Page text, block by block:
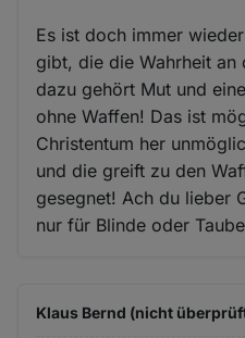
Es ist doch immer
gibt, die die Wahrheit an
dazu gehört Mut und
ohne Waffen! Das ist
Christentum her
und die greift zu den
gesegnet! Ach du lieber
nur für Blinde oder
Klaus Bernd (nicht